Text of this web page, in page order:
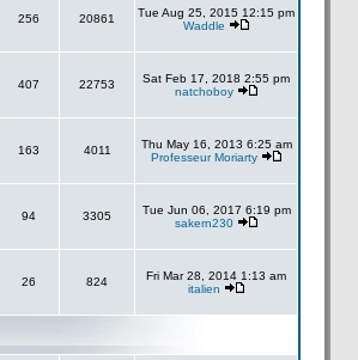
256 20861
Tue Aug 25, 2015 12:15 pm
Waddle
407 22753
Sat Feb 17, 2018 2:55 pm
natchoboy
163 4011
Thu May 16, 2013 6:25 am
Professeur Moriarty
94 3305
Tue Jun 06, 2017 6:19 pm
sakern230
26 824
Fri Mar 28, 2014 1:13 am
italien